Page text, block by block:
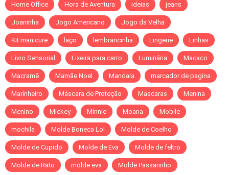
Home Office Hora de Aventura ideias jeans
Joaninha Jogo Americano Jogo da Velha
Kit manicure laço lembrancinha Lingerie Linhas
Livro Sensorial Lixeira para carro Luminária Macaco
Macramê Mamãe Noel Mandala marcador de pagina
Marinheiro Máscara de Proteção Mascaras Menina
Menino Mickey Minnie Moana Mobile
mochila Molde Boneca Lol Molde de Coelho
Molde de Cupido Molde de Eva Molde de feltro
Molde de Rato molde eva Molde Passarinho